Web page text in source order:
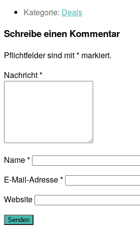
Kategorie: Deals
Schreibe einen Kommentar
Pflichtfelder sind mit* markiert.
Nachricht*
Name*
E-Mail-Adresse*
Website